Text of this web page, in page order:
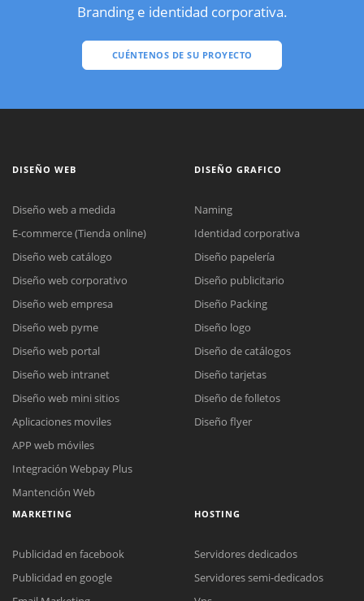
Branding e identidad corporativa.
CUÉNTENOS DE SU PROYECTO
DISEÑO WEB
Diseño web a medida
E-commerce (Tienda online)
Diseño web catálogo
Diseño web corporativo
Diseño web empresa
Diseño web pyme
Diseño web portal
Diseño web intranet
Diseño web mini sitios
Aplicaciones moviles
APP web móviles
Integración Webpay Plus
Mantención Web
DISEÑO GRAFICO
Naming
Identidad corporativa
Diseño papelería
Diseño publicitario
Diseño Packing
Diseño logo
Diseño de catálogos
Diseño tarjetas
Diseño de folletos
Diseño flyer
MARKETING
Publicidad en facebook
Publicidad en google
HOSTING
Servidores dedicados
Servidores semi-dedicados